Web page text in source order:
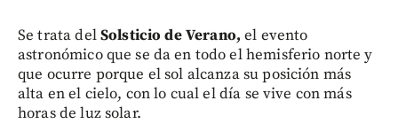
Se trata delSolsticio de Verano,el evento
astronómico que se da en todo el hemisferio norte y
que ocurre porque el sol alcanza su posición más
alta en el cielo, con lo cual el día se vive con más
horas de luz solar.